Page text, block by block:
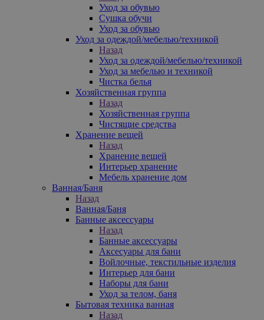
Уход за обувью
Сушка обучи
Уход за обувью
Уход за одеждой/мебелью/техникой
Назад
Уход за одеждой/мебелью/техникой
Уход за мебелью и техникой
Чистка белья
Хозяйственная группа
Назад
Хозяйственная группа
Чистящие средства
Хранение вещей
Назад
Хранение вещей
Интерьер хранение
Мебель хранение дом
Ванная/Баня
Назад
Ванная/Баня
Банные аксессуары
Назад
Банные аксессуары
Аксесуары для бани
Войлочные, текстильные изделия
Интерьер для бани
Наборы для бани
Уход за телом, баня
Бытовая техника ванная
Назад